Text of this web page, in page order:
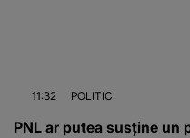
11:32 POLITIC
PNL ar putea susține un